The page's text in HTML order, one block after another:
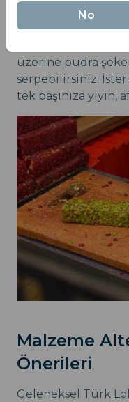
Sertleştikten
üzerine pudra
serpebilirsiniz.
tek başınıza yiyin,
Malzeme
Önerileri
Geleneksel Türk
No